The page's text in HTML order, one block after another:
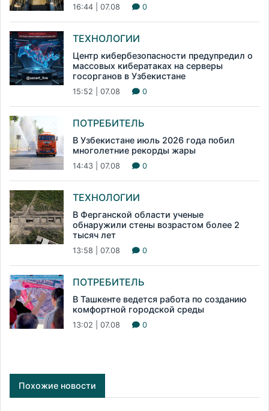
16:44 | 07.08 0
ТЕХНОЛОГИИ
Центр кибербезопасности предупредил о
массовых кибератаках на серверы
госорганов в Узбекистане
15:52 | 07.08 0
ПОТРЕБИТЕЛЬ
В Узбекистане июль 2026 года побил
многолетние рекорды жары
14:43 | 07.08 0
ТЕХНОЛОГИИ
В Ферганской области ученые
обнаружили стены возрастом более 2
тысяч лет
13:58 | 07.08 0
ПОТРЕБИТЕЛЬ
В Ташкенте ведется работа по созданию
комфортной городской среды
13:02 | 07.08 0
Похожие новости